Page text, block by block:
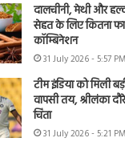
दालचीनी, मेथी और
सेहत के लिए कितना
कॉम्बिनेशन
31 July 2026 - 5:57 PM
टीम इंडिया को मिली
वापसी तय, श्रीलंका
चिंता
31 July 2026 - 5:21 PM